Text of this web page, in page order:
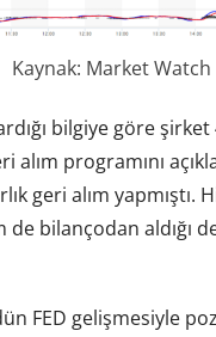
Kaynak: Market Watch
bilgiye göre
alım programını
geri alım yapmıştı.
de bilançodan aldığı
FED gelişmesiyle